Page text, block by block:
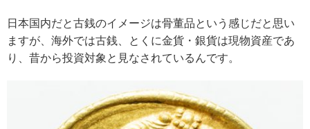
日本国内だと古銭のイメージは骨董品という感じだと思い
ますが、海外では古銭、とくに金貨・銀貨は現物資産であ
り、昔から投資対象と見なされているんです。